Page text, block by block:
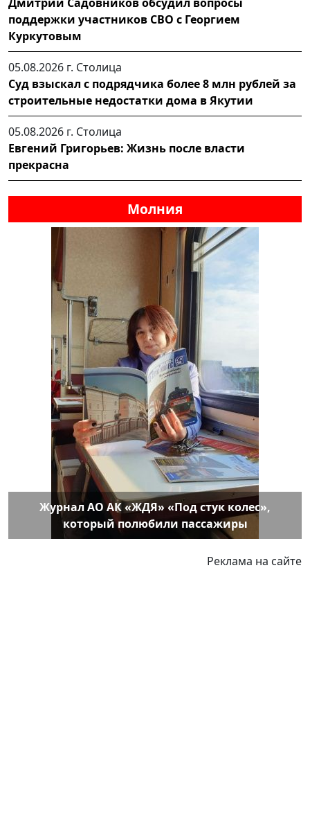
поддержки участников СВО с Георгием
Куркутовым
05.08.2026 г. Столица
Суд взыскал с подрядчика более 8 млн рублей за
строительные недостатки дома в Якутии
05.08.2026 г. Столица
Евгений Григорьев: Жизнь после власти
прекрасна
Молния
Журнал АО АК «ЖДЯ» «Под стук колес»,
который полюбили пассажиры
Реклама на сайте